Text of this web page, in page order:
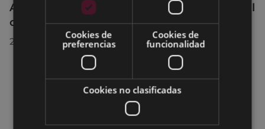
Acuerdos adoptados por el Pleno Municipal
celebrado el 27 de julio de 2026
28/07/2026
Cookies de
preferencias
Cookies de
funcionalidad
Cookies no clasificadas